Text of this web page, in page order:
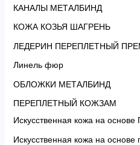
КАНАЛЫ МЕТАЛБИНД
КОЖА КОЗЬЯ ШАГРЕНЬ
ЛЕДЕРИН ПЕРЕПЛЕТНЫЙ
Линель фюр
ОБЛОЖКИ МЕТАЛБИНД
ПЕРЕПЛЕТНЫЙ КОЖЗАМ
Искусственная кожа на
Искусственная кожа на